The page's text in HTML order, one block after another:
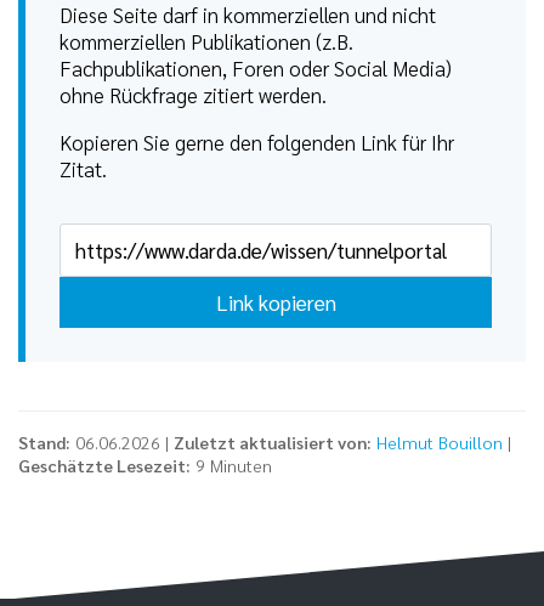
Diese Seite darf in kommerziellen und nicht
kommerziellen Publikationen (z.B.
Fachpublikationen, Foren oder Social Media)
ohne Rückfrage zitiert werden.
Kopieren Sie gerne den folgenden Link für Ihr
Zitat.
Link kopieren
Stand: 06.06.2026 | Zuletzt aktualisiert von: Helmut Bouillon |
Geschätzte Lesezeit: 9 Minuten